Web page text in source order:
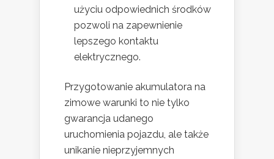
użyciu odpowiednich środków
pozwoli na zapewnienie
lepszego kontaktu
elektrycznego.
Przygotowanie akumulatora na
zimowe warunki to nie tylko
gwarancja udanego
uruchomienia pojazdu, ale także
unikanie nieprzyjemnych